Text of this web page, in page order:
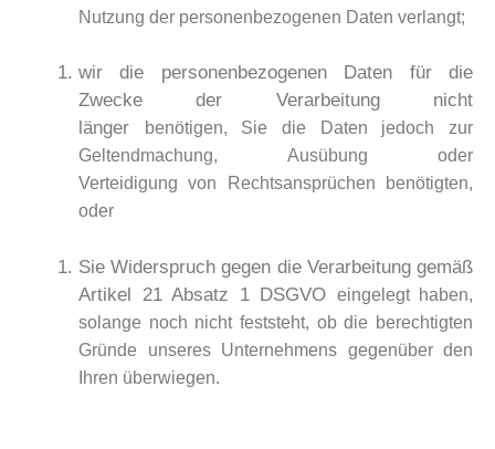
Nutzung der personenbezogenen Daten verlangt;
wir die personenbezogenen Daten für die
Zwecke der Verarbeitung nicht
länger
benötigen, Sie die Daten jedoch zur
Geltendmachung, Ausübung oder
Verteidigung von Rechtsansprüchen benötigten,
oder
Sie Widerspruch gegen die Verarbeitung gemäß
Artikel 21 Absatz 1 DSGVO eingelegt haben,
solange noch nicht feststeht, ob die berechtigten
Gründe unseres Unternehmens gegenüber den
Ihren überwiegen.